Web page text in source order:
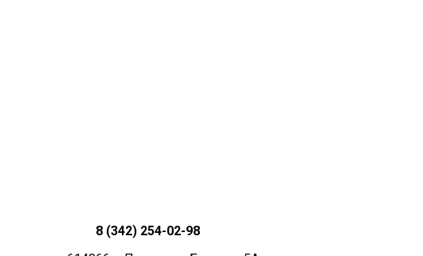
8 (342) 254-02-98